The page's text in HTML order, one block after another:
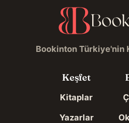
Bookinton Türkiye'nin
Keşfet
Kitaplar
Yazarlar